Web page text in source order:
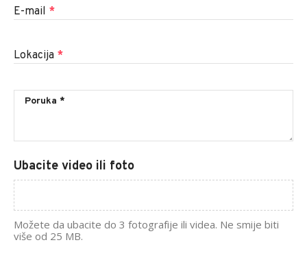
E-mail *
Lokacija *
Ubacite video ili foto
Možete da ubacite do 3 fotografije ili videa. Ne smije biti
više od 25 MB.